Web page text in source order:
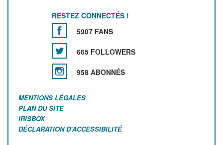
RESTEZ CONNECTÉS !
5907 FANS
665 FOLLOWERS
958 ABONNÉS
MENTIONS LÉGALES
PLAN DU SITE
IRISBOX
DÉCLARATION D'ACCESSIBILITÉ